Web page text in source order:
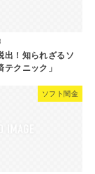
出！知られざるソ
テクニック」
ソフト闇金